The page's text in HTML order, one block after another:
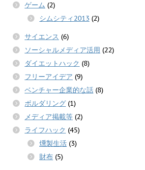
ゲーム (2)
シムシティ2013 (2)
サイエンス (6)
ソーシャルメディア活用 (22)
ダイエットハック (8)
フリーアイデア (9)
ベンチャー企業的な話 (8)
ボルダリング (1)
メディア掲載等 (2)
ライフハック (45)
燻製生活 (3)
財布 (5)